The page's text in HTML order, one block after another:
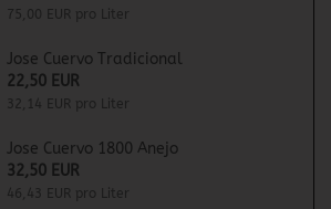
75,00 EUR pro Liter
Jose Cuervo Tradicional
22,50 EUR
32,14 EUR pro Liter
Jose Cuervo 1800 Anejo
32,50 EUR
46,43 EUR pro Liter